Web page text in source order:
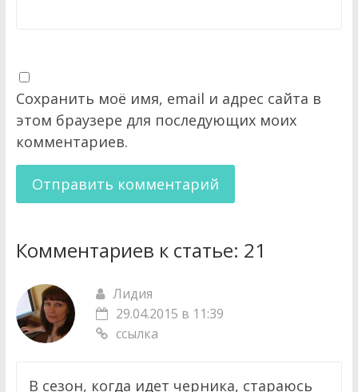
Сохранить моё имя, email и адрес сайта в
этом браузере для последующих моих
комментариев.
Комментариев к статье: 21
Лидия
29.04.2015 в 11:39
ссылка
В сезон, когда идет черника, стараюсь